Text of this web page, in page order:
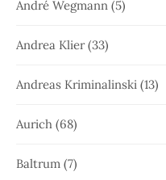
André Wegmann (5)
Andrea Klier(33)
Andreas Kriminalinski (13)
Aurich (68)
Baltrum (7)